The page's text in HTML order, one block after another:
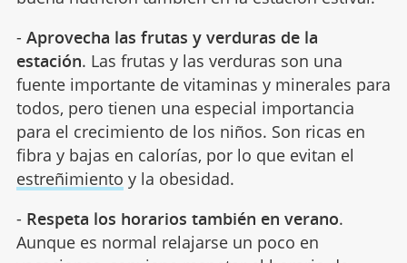
- Aprovecha las frutas y verduras de la
estación. Las frutas y las verduras son una
fuente importante de vitaminas y minerales para
todos, pero tienen una especial importancia
para el crecimiento de los niños. Son ricas en
fibra y bajas en calorías, por lo que evitan el
estreñimiento y la obesidad.
- Respeta los horarios también en verano.
Aunque es normal relajarse un poco en